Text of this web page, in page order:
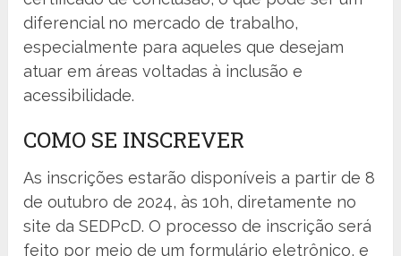
diferencial no mercado de trabalho,
especialmente para aqueles que desejam
atuar em áreas voltadas à inclusão e
acessibilidade.
COMO SE INSCREVER
As inscrições estarão disponíveis a partir de 8
de outubro de 2024, às 10h, diretamente no
site da SEDPcD. O processo de inscrição será
feito por meio de um formulário eletrônico, e